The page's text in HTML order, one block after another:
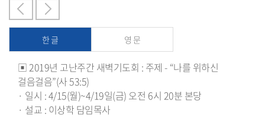
한 글 영 문
▣ 2019년 고난주간 새벽기도회 : 주제 - “나를 위하신
걸음걸음”(사 53:5)
· 일시 : 4/15(월)~4/19일(금) 오전 6시 20분 본당
· 설교 : 이상학 담임목사